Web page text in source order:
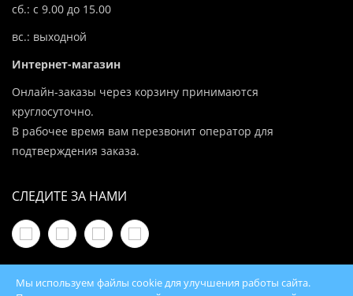
сб.: с 9.00 до 15.00
вс.: выходной
Интернет-магазин
Онлайн-заказы через корзину принимаются
круглосуточно.
В рабочее время вам перезвонит оператор для
подтверждения заказа.
СЛЕДИТЕ ЗА НАМИ
Мы используем файлы cookie для улучшения работы сайта.